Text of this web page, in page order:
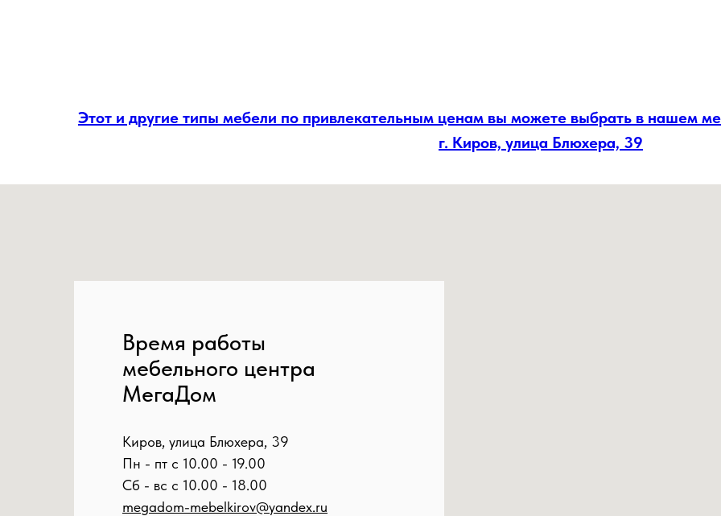
Этот и другие типы мебели по привлекательным ценам вы можете выбрать в нашем
г. Киров, улица Блюхера, 39
Время работы
мебельного центра
МегаДом
Киров, улица Блюхера, 39
Пн - пт с 10.00 - 19.00
Сб - вс с 10.00 - 18.00
megadom-mebelkirov@yandex.ru